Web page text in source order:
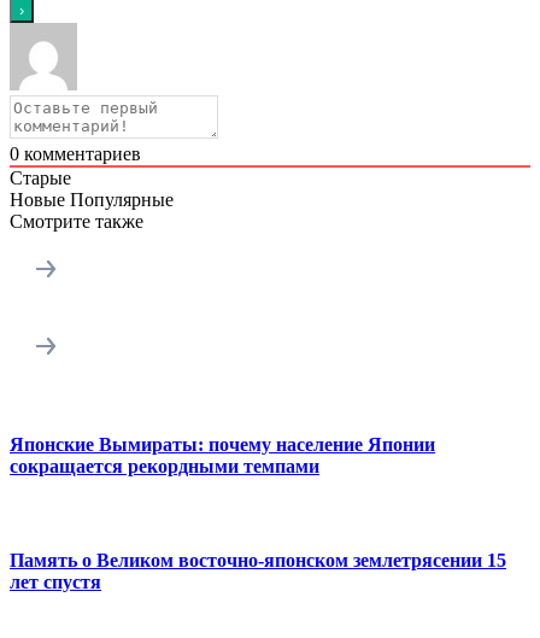
0 комментариев
Старые
Новые Популярные
Смотрите также
Японские Вымираты: почему население Японии
сокращается рекордными темпами
Память о Великом восточно-японском землетрясении 15
лет спустя